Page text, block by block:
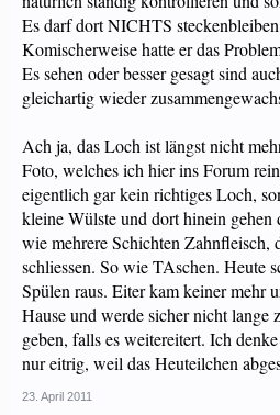
Es darf dort NICHTS
Komischerweise hatte er das
Es sehen oder besser gesagt sind
gleichartig wieder
Ach ja, das Loch ist längst nicht
Foto, welches ich hier ins Forum
eigentlich gar kein richtiges Loch,
kleine Wülste und dort hinein gehen
wie mehrere Schichten Zahnfleisch,
schliessen. So wie TAschen. Heute
Spülen raus. Eiter kam keiner mehr
Hause und werde sicher nicht lange
geben, falls es weitereitert. Ich
nur eitrig, weil das Heuteilchen
23. April 2011